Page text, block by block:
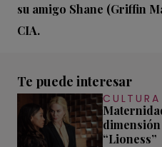
su amigo Shane (Griffin
CIA.
Te puede interesar
dimensión
“Lioness”